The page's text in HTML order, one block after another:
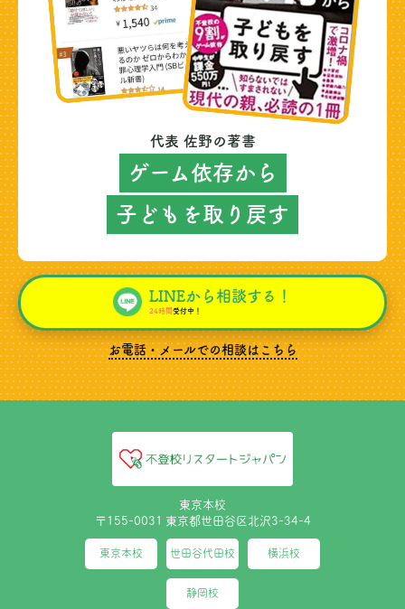
代表 佐野の著書
ゲーム依存から
子どもを取り戻す
LINEから相談する！
24時間受付中！
お電話・メールでの相談はこちら
東京本校
〒155-0031 東京都世田谷区北沢3-34-4
東京本校 世田谷代田校 横浜校
静岡校